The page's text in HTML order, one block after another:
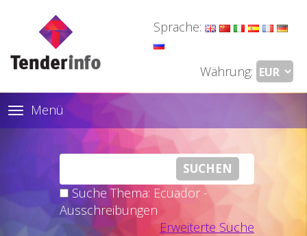
Sprache:
Währung:
Toggle
navigation
Menü
Suche Thema: Ecuador -
Ausschreibungen
Erweiterte Suche